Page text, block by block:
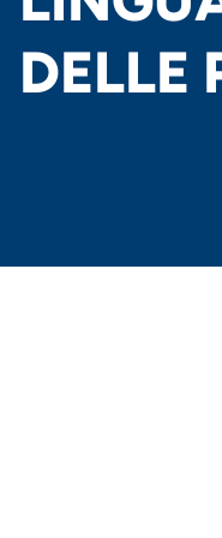
DELLE